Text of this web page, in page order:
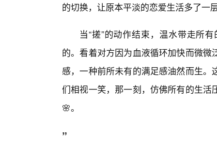
的切换，让原本平淡的恋爱生活多了一
当“搓”的动作结束，温水带走所
的。看着对方因为血液循环加快而微
感，一种前所未有的满足感油然而生
们相视一笑，那一刻，仿佛所有的生
🌸。
”